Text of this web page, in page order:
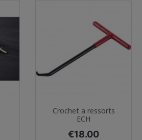
Crochet a ressorts
ECH
Price
€18.00